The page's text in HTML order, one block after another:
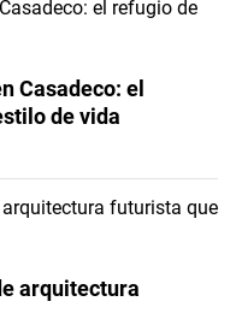
Casadeco: el
de vida
arquitectura